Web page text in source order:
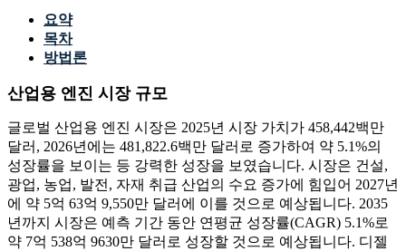
요약
목차
방법론
산업용 엔진 시장 규모
글로벌 산업용 엔진 시장은 2025년 시장 가치가 458,442백만
달러, 2026년에는 481,822.6백만 달러로 증가하여 약 5.1%의
성장률을 보이는 등 강력한 성장을 보였습니다. 시장은 건설,
광업, 농업, 발전, 자재 취급 산업의 수요 증가에 힘입어 2027년
에 약 5억 63억 9,550만 달러에 이를 것으로 예상됩니다. 2035
년까지 시장은 예측 기간 동안 연평균 성장률(CAGR) 5.1%로
약 7억 538억 9630만 달러로 성장할 것으로 예상됩니다. 디젤